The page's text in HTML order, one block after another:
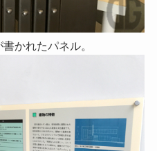
かれたパネル。